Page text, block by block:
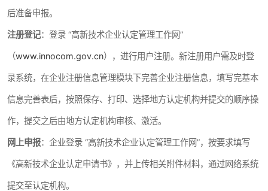
后准备申报。
注册登记：登录 “高新技术企业认定管理工作网”
（www.innocom.gov.cn），进行用户注册。新注册用户需及时登
录系统，在企业注册信息管理模块下完善企业注册信息，填写完基本
信息完善表后，按照保存、打印、选择地方认定机构并提交的顺序操
作，提交之后由地方认定机构审核、激活。
网上申报：企业登录 “高新技术企业认定管理工作网”，按要求填写
《高新技术企业认定申请书》，并上传相关附件材料，通过网络系统
提交至认定机构。